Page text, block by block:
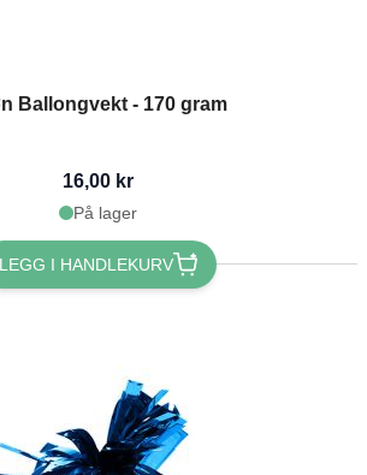
Ballongvekt - 170 gram
16,00 kr
På lager
LEGG I HANDLEKURV